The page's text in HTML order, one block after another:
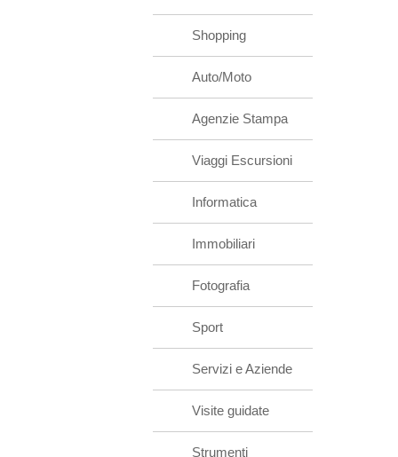
Shopping
Auto/Moto
Agenzie Stampa
Viaggi Escursioni
Informatica
Immobiliari
Fotografia
Sport
Servizi e Aziende
Visite guidate
Strumenti